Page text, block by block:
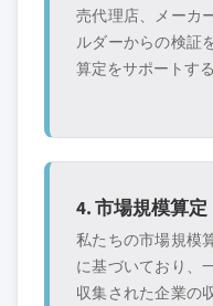
売代理店、メーカ
ルダーからの検証
算定をサポートす
4. 市場規模算定
私たちの市場規模
に基づいており、
収集された企業の